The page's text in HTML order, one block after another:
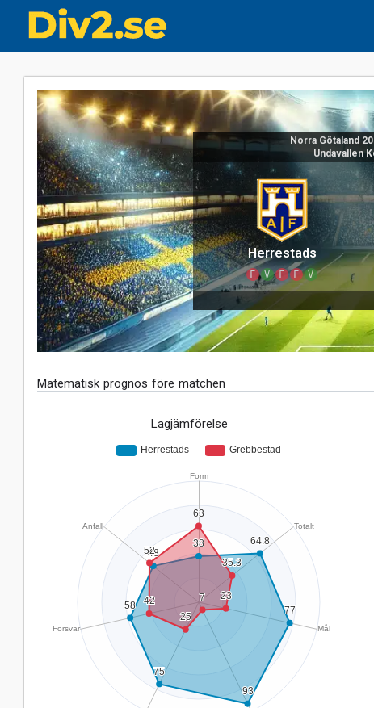
Norra Götaland
Undavallen
Herrestads
F V F F V
Matematisk prognos före matchen
Lagjämförelse